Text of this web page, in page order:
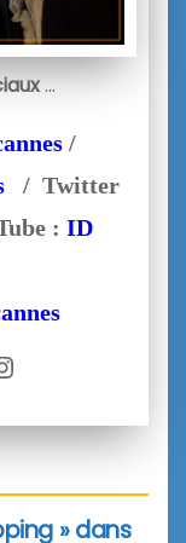
…
/
/ Twitter
: ID
» dans